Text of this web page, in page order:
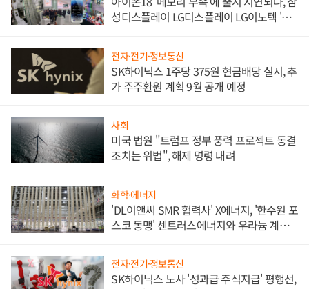
성디스플레이 LG디스플레이 LG이노텍 '탈
전자·전기·정보통신
SK하이닉스 1주당 375원 현금배당 실시, 추
가 주주환원 계획 9월 공개 예정
사회
미국 법원 "트럼프 정부 풍력 프로젝트 동결
조치는 위법", 해제 명령 내려
화학·에너지
'DL이앤씨 SMR 협력사' X에너지, '한수원 포
스코 동맹' 센트러스에너지와 우라늄 계약
전자·전기·정보통신
SK하이닉스 노사 '성과급 주식지급' 평행선,